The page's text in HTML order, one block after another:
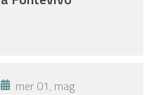
mer 01, mag